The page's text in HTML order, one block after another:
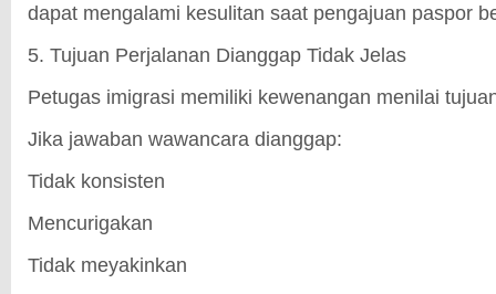
dapat mengalami kesulitan saat pengajuan paspor
5. Tujuan Perjalanan Dianggap Tidak Jelas
Petugas imigrasi memiliki kewenangan menilai
Jika jawaban wawancara dianggap:
Tidak konsisten
Mencurigakan
Tidak meyakinkan